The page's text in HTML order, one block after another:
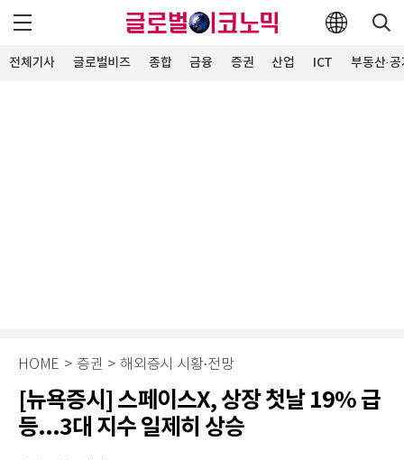
전체기사 글로벌비즈 종합 금융 증권 산업 ICT 부동산·
HOME > 증권 > 해외증시 시황·전망
[뉴욕증시] 스페이스X, 상장 첫날 19% 급
등...3대 지수 일제히 상승